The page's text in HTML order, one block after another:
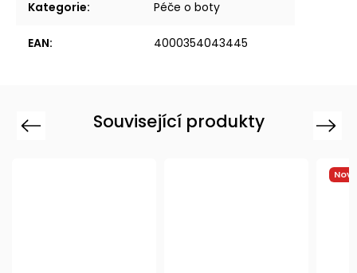
Kategorie: Péče o boty
EAN: 4000354043445
Související produkty
Previous Next